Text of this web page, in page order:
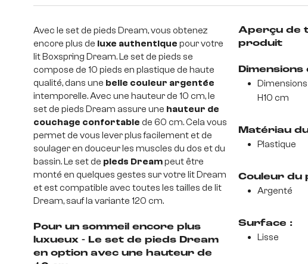
Avec le set de pieds Dream, vous obtenez
encore plus de luxe authentique pour votre
lit Boxspring Dream. Le set de pieds se
compose de 10 pieds en plastique de haute
qualité, dans une belle couleur argentée
intemporelle. Avec une hauteur de 10 cm, le
set de pieds Dream assure une hauteur de
couchage confortable de 60 cm. Cela vous
permet de vous lever plus facilement et de
soulager en douceur les muscles du dos et du
bassin. Le set de pieds Dreampeut être
monté en quelques gestes sur votre lit Dream
et est compatible avec toutes les tailles de lit
Dream, sauf la variante 120 cm.
Pour un sommeil encore plus
luxueux - Le set de pieds Dream
en option avec une hauteur de
Aperçu de
produit
Dimensions
H10 cm
Matériau
Plastique
Couleur du
Argenté
Surface :
Lisse